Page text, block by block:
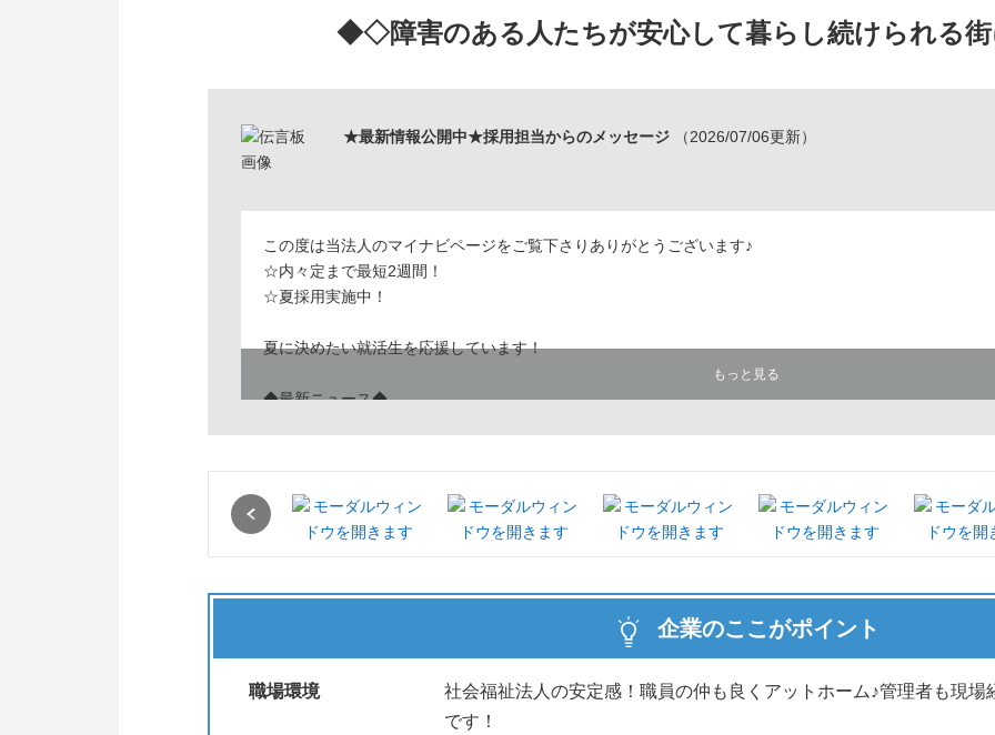
◆◇障害のある人たちが安心して暮らし続けられる
★最新情報公開中★採用担当からのメッセージ（2026/07/06更新）
この度は当法人のマイナビページをご覧下さりありがとうございます♪
☆内々定まで最短2週間！
☆夏採用実施中！
夏に決めたい就活生を応援しています！
◆最新ニュース◆
満席になり次第受付終了となりますので、興味のある方は是非！お気軽にご予約下さい♪
もっと見る
企業のここがポイント
職場環境
社会福祉法人の安定感！職員の仲も良くアットホーム♪管理者も現
です！